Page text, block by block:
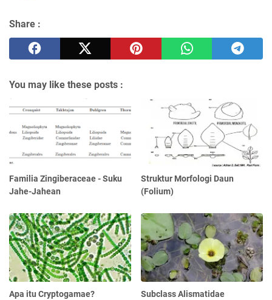
Share :
You may like these posts :
Familia Zingiberaceae - Suku
Jahe-Jahean
Struktur Morfologi Daun
(Folium)
Apa itu Cryptogamae? Subclass Alismatidae